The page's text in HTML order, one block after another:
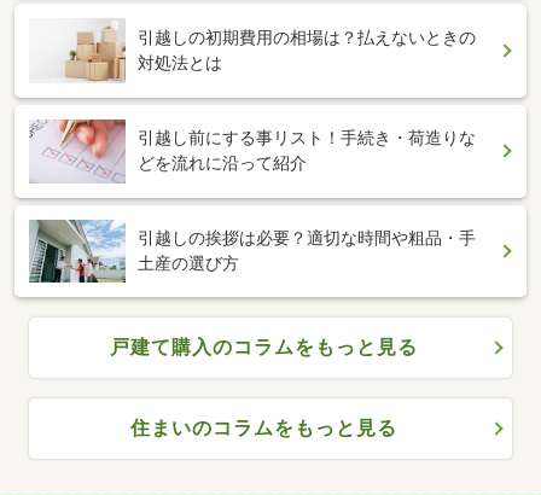
引越しの初期費用の相場は？払えないときの
対処法とは
引越し前にする事リスト！手続き・荷造りな
どを流れに沿って紹介
引越しの挨拶は必要？適切な時間や粗品・手
土産の選び方
戸建て購入のコラムをもっと見る
住まいのコラムをもっと見る